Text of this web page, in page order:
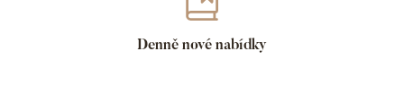
Denně nové nabídky